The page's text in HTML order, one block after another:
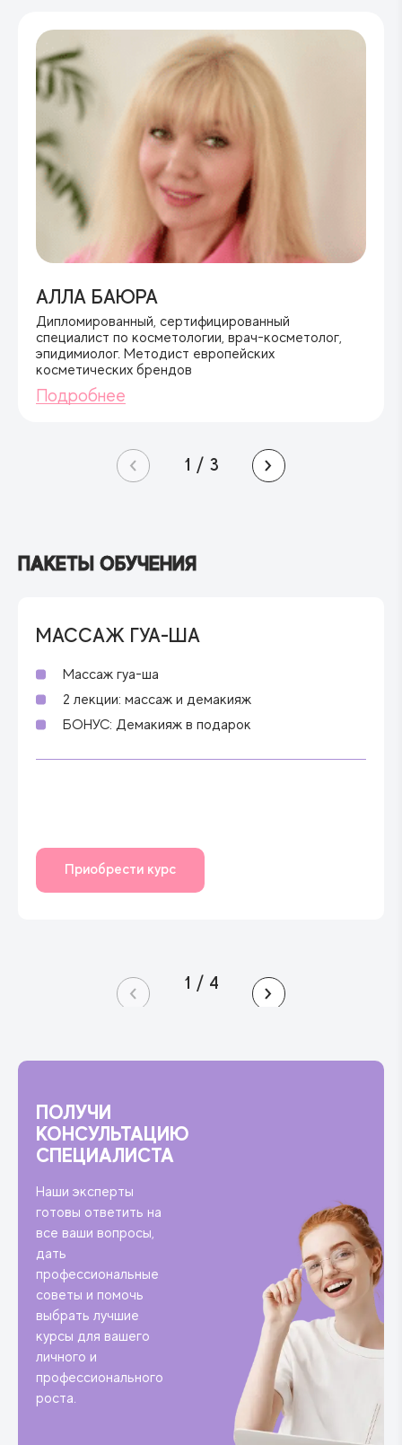
- Верный подбор косметики для клиента
овал лица.
- Глубокие слои кожи и мышцы насыщаются
кислородом и питательными веществами,
благодаря чему улучшается цвет кожи.
АЛЛА БАЮРА
Дипломированный, сертифицированный
специалист по косметологии, врач-косметолог,
эпидимиолог. Методист европейских
косметических брендов
Подробнее
1 / 3
ПАКЕТЫ ОБУЧЕНИЯ
МАССАЖ ГУА-ША
Массаж гуа-ша
2 лекции: массаж и демакияж
БОНУС: Демакияж в подарок
Приобрести курс
1 / 4
ПОЛУЧИ
КОНСУЛЬТАЦИЮ
СПЕЦИАЛИСТА
Наши эксперты
готовы ответить на
все ваши вопросы,
дать
профессиональные
советы и помочь
выбрать лучшие
курсы для вашего
личного и
профессионального
роста.